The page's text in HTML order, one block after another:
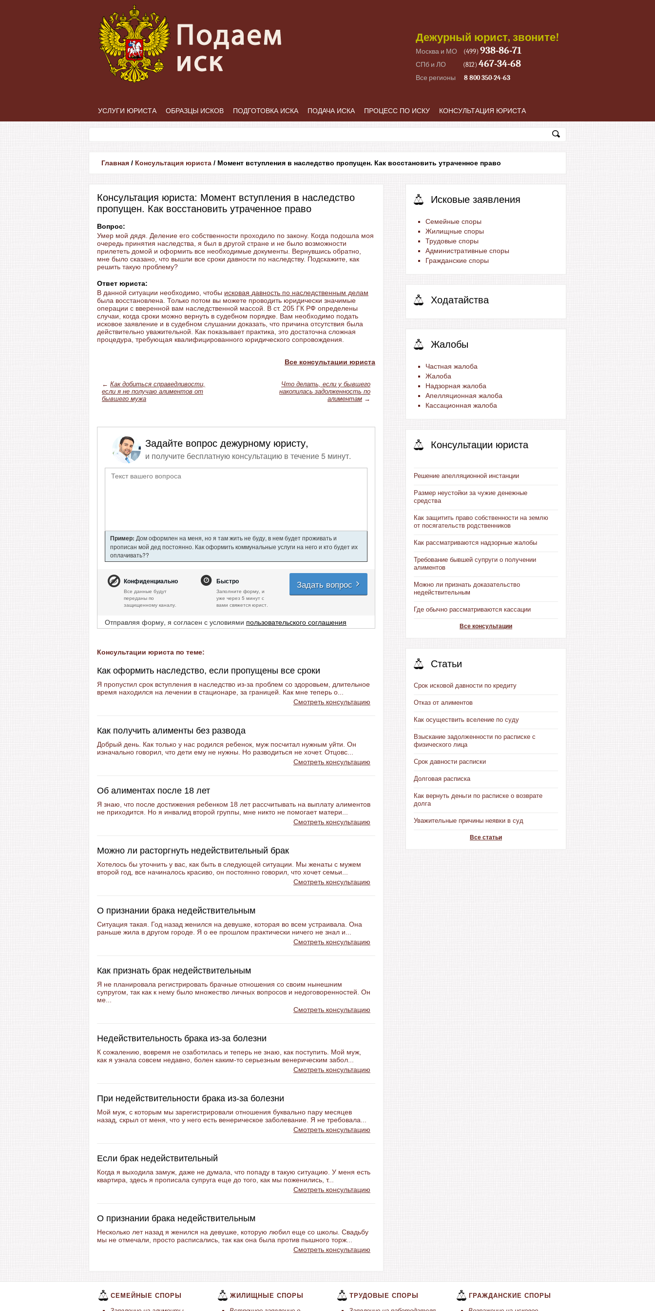
Дежурный юрист, звоните!
Москва и МО (499) 938-86-71
СПб и ЛО (812) 467-34-68
Все регионы 8 800 350-24-63
УСЛУГИ ЮРИСТА ОБРАЗЦЫ ИСКОВ ПОДГОТОВКА ИСКА ПОДАЧА ИСКА ПРОЦЕСС ПО ИСКУ КОНСУЛЬТАЦИЯ ЮРИСТА
Главная / Консультация юриста / Момент вступления в наследство пропущен. Как восстановить утраченное право
Консультация юриста: Момент вступления в наследство
пропущен. Как восстановить утраченное право
Вопрос:
Умер мой дядя. Деление его собственности проходило по закону. Когда подошла моя
очередь принятия наследства, я был в другой стране и не было возможности
прилететь домой и оформить все необходимые документы. Вернувшись обратно,
мне было сказано, что вышли все сроки давности по наследству. Подскажите, как
решить такую проблему?
Ответ юриста:
В данной ситуации необходимо, чтобы исковая давность по наследственным делам
была восстановлена. Только потом вы можете проводить юридически значимые
операции с вверенной вам наследственной массой. В ст. 205 ГК РФ определены
случаи, когда сроки можно вернуть в судебном порядке. Вам необходимо подать
исковое заявление и в судебном слушании доказать, что причина отсутствия была
действительно уважительной. Как показывает практика, это достаточна сложная
процедура, требующая квалифицированного юридического сопровождения.
Все консультации юриста
← Как добиться справедливости,
если я не получаю алиментов от
бывшего мужа
Что делать, если у бывшего
накопилась задолженность по
алиментам →
Задайте вопрос дежурному юристу,
и получите бесплатную консультацию в течение 5 минут.
Пример: Дом оформлен на меня, но я там жить не буду, в нем будет проживать и
прописан мой дед постоянно. Как оформить коммунальные услуги на него и кто будет их
оплачивать??
Конфиденциально
Все данные будут
переданы по
защищенному каналу.
Быстро
Заполните форму, и
уже через 5 минут с
вами свяжется юрист.
Задать вопрос
Отправляя форму, я согласен с условиями пользовательского соглашения
Консультации юриста по теме:
Как оформить наследство, если пропущены все сроки
Я пропустил срок вступления в наследство из-за проблем со здоровьем, длительное
время находился на лечении в стационаре, за границей. Как мне теперь о...
Смотреть консультацию
Как получить алименты без развода
Добрый день. Как только у нас родился ребенок, муж посчитал нужным уйти. Он
изначально говорил, что дети ему не нужны. Но разводиться не хочет. Отцовс...
Смотреть консультацию
Об алиментах после 18 лет
Я знаю, что после достижения ребенком 18 лет рассчитывать на выплату алиментов
не приходится. Но я инвалид второй группы, мне никто не помогает матери...
Смотреть консультацию
Можно ли расторгнуть недействительный брак
Хотелось бы уточнить у вас, как быть в следующей ситуации. Мы женаты с мужем
второй год, все начиналось красиво, он постоянно говорил, что хочет семьи...
Смотреть консультацию
О признании брака недействительным
Ситуация такая. Год назад женился на девушке, которая во всем устраивала. Она
раньше жила в другом городе. Я о ее прошлом практически ничего не знал и...
Смотреть консультацию
Как признать брак недействительным
Я не планировала регистрировать брачные отношения со своим нынешним
супругом, так как к нему было множество личных вопросов и недоговоренностей. Он
ме...
Смотреть консультацию
Недействительность брака из-за болезни
К сожалению, вовремя не озаботилась и теперь не знаю, как поступить. Мой муж,
как я узнала совсем недавно, болен каким-то серьезным венерическим забол...
Смотреть консультацию
При недействительности брака из-за болезни
Мой муж, с которым мы зарегистрировали отношения буквально пару месяцев
назад, скрыл от меня, что у него есть венерическое заболевание. Я не требовала...
Смотреть консультацию
Если брак недействительный
Когда я выходила замуж, даже не думала, что попаду в такую ситуацию. У меня есть
квартира, здесь я прописала супруга еще до того, как мы поженились, т...
Смотреть консультацию
О признании брака недействительным
Несколько лет назад я женился на девушке, которую любил еще со школы. Свадьбу
мы не отмечали, просто расписались, так как она была против пышного торж...
Смотреть консультацию
Исковые заявления
Семейные споры
Жилищные споры
Трудовые споры
Административные споры
Гражданские споры
Ходатайства
Жалобы
Частная жалоба
Жалоба
Надзорная жалоба
Апелляционная жалоба
Кассационная жалоба
Консультации юриста
Решение апелляционной инстанции
Размер неустойки за чужие денежные
средства
Как защитить право собственности на землю
от посягательств родственников
Как рассматриваются надзорные жалобы
Требование бывшей супруги о получении
алиментов
Можно ли признать доказательство
недействительным
Где обычно рассматриваются кассации
Все консультации
Статьи
Срок исковой давности по кредиту
Отказ от алиментов
Как осуществить вселение по суду
Взыскание задолженности по расписке с
физического лица
Срок давности расписки
Долговая расписка
Как вернуть деньги по расписке о возврате
долга
Уважительные причины неявки в суд
Все статьи
СЕМЕЙНЫЕ СПОРЫ ЖИЛИЩНЫЕ СПОРЫ ТРУДОВЫЕ СПОРЫ ГРАЖДАНСКИЕ СПОРЫ